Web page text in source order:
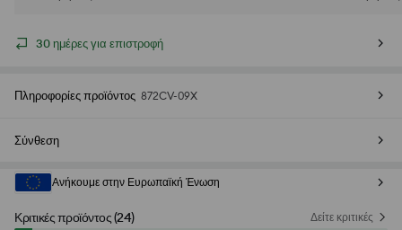
30 ημέρες για επιστροφή
Πληροφορίες προϊόντος 872CV-09X
Σύνθεση
Ανήκουμε στην Ευρωπαϊκή Ένωση
Κριτικές προϊόντος(24) Δείτε κριτικές